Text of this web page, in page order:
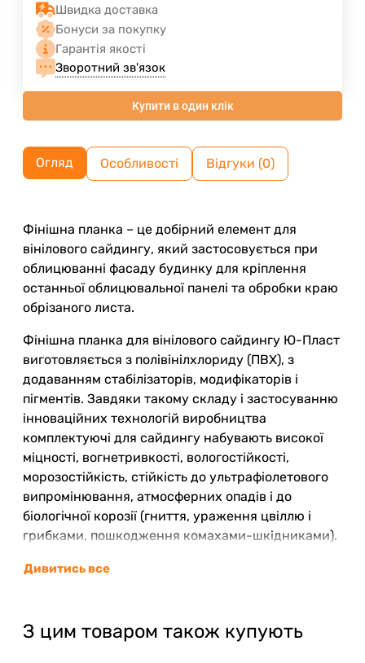
Швидка доставка
Бонуси за покупку
Гарантія якості
Зворотний зв'язок
Купити в один клік
Огляд Особливості Відгуки (0)
Фінішна планка – це добірний елемент для
вінілового сайдингу, який застосовується при
облицюванні фасаду будинку для кріплення
останньої облицювальної панелі та обробки краю
обрізаного листа.
Фінішна планка для вінілового сайдингу Ю-Пласт
виготовляється з полівінілхлориду (ПВХ), з
додаванням стабілізаторів, модифікаторів і
пігментів. Завдяки такому складу і застосуванню
інноваційних технологій виробництва
комплектуючі для сайдингу набувають високої
міцності, вогнетривкості, вологостійкості,
морозостійкість, стійкість до ультрафіолетового
випромінювання, атмосферних опадів і до
біологічної корозії (гниття, ураження цвіллю і
грибками, пошкодження комахами-шкідниками).
Дивитись все
З цим товаром також купують